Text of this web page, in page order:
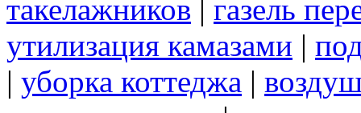
такелажников | газель
утилизация камазами |
| уборка коттеджа |